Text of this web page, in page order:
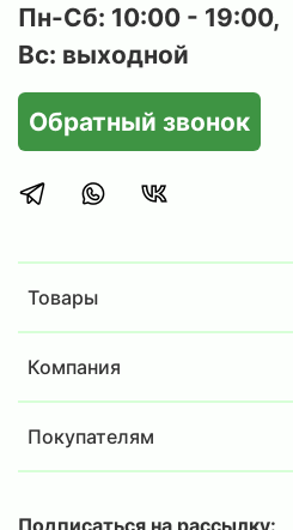
Товары
Компания
Покупателям
Пн-Сб: 10:00 - 19:00,
Вс: выходной
Обратный звонок
Подписаться на рассылку: